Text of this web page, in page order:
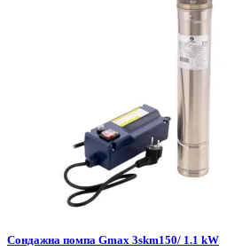
Сондажна помпа Gmax 3skm150/ 1.1 kW